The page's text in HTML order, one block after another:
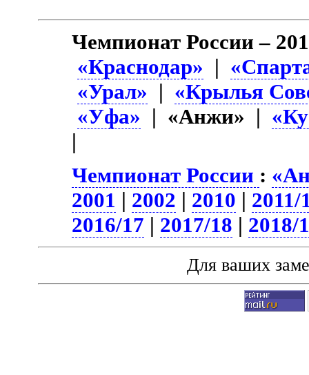
Чемпионат России –
«Краснодар» |
«Урал» | «Крылья
«Уфа» | «Анжи» |
|
Чемпионат России :
2001 | 2002 | 2010 | 2011/
2016/17 | 2017/18 | 2018/
Для ваших